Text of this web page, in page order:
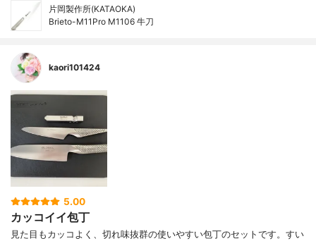
片岡製作所(KATAOKA)
Brieto-M11Pro M1106 牛刀
kaori101424
5.00
カッコイイ包丁
見た目もカッコよく、切れ味抜群の使いやすい包丁のセットです。すい